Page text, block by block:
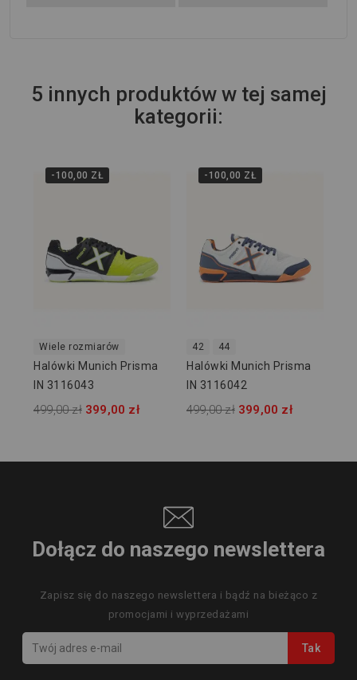
5 innych produktów w tej samej
kategorii:
-100,00 ZŁ
Wiele rozmiarów
Halówki Munich Prisma
IN 3116043
499,00 zł 399,00 zł
-100,00 ZŁ
42 44
Halówki Munich Prisma
IN 3116042
499,00 zł 399,00 zł
Dołącz do naszego newslettera
Zapisz się do naszego newslettera i bądź na bieżąco z
promocjami i wyprzedażami